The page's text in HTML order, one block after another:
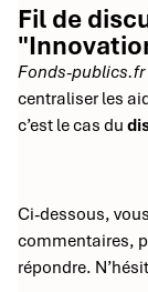
Fil de
Fonds-publics.fr
centraliser les
c’est le cas du
Ci-dessous,
commentaires,
répondre.